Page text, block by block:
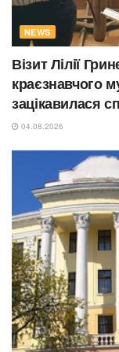
NEWS
Візит Лілії
краєзнавчого
зацікавилася
04.08.2026